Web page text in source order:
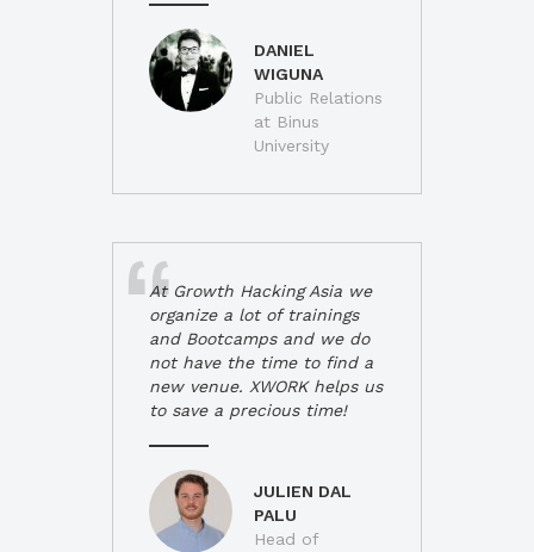
DANIEL
WIGUNA
Public Relations
at Binus
University
At Growth Hacking Asia we
organize a lot of trainings
and Bootcamps and we do
not have the time to find a
new venue. XWORK helps us
to save a precious time!
JULIEN DAL
PALU
Head of